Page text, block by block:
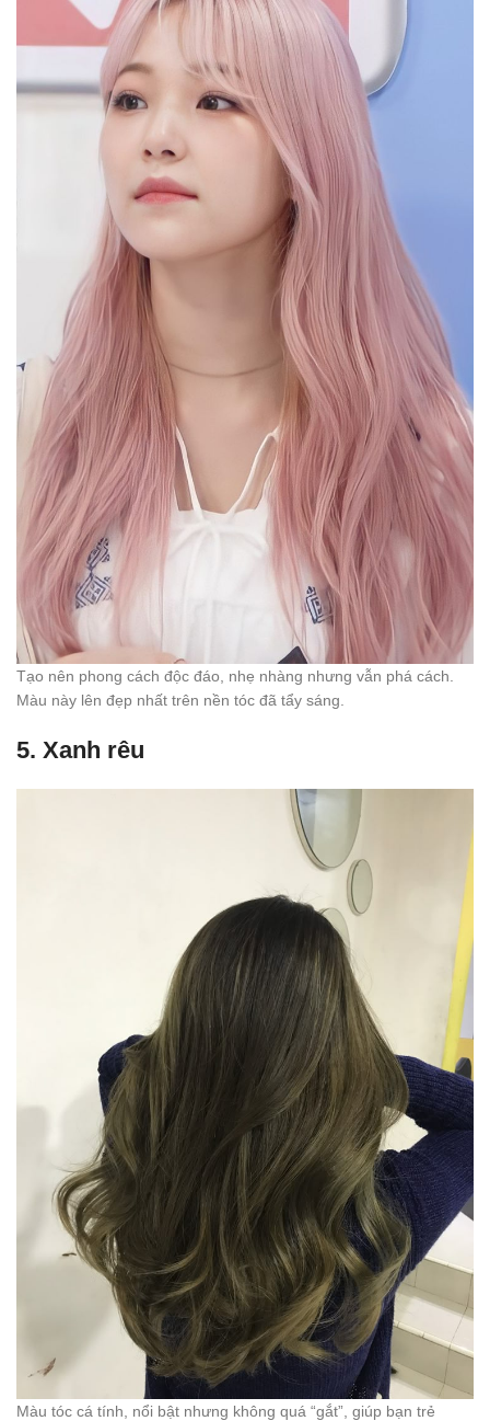
Tạo nên phong cách độc đáo, nhẹ nhàng nhưng vẫn phá cách.
Màu này lên đẹp nhất trên nền tóc đã tẩy sáng.
5. Xanh rêu
Màu tóc cá tính, nổi bật nhưng không quá “gắt”, giúp bạn trẻ